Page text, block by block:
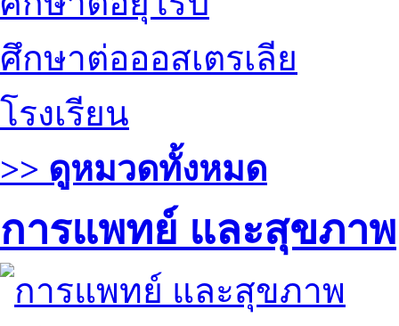
ศึกษาต่อออสเตรเลีย
โรงเรียน
>> ดูหมวดทั้งหมด
การแพทย์ และสุขภาพ